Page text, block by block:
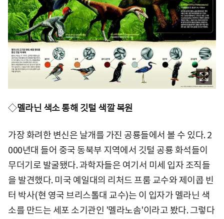
◇멜라닌 색소 통해 깃털 색깔 복원
가장 화려한 변신은 날개를 가진 공룡들에서 볼 수 있다. 2
000년대 들어 중국 동북부 지역에서 깃털 공룡 화석들이
무더기로 발굴됐다. 과학자들은 여기서 미세 입자 조직들
을 발견했다. 미국 예일대의 리처드 프룸 교수와 제이콥 빈
터 박사(현 영국 브리스톨대 교수)는 이 입자가 멜라닌 색
소를 만드는 세포 소기관인 '멜라노솜'이라고 봤다. 그렇다